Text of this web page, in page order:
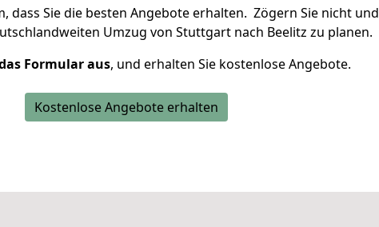
dass Sie die besten Angebote erhalten. Zögern Sie nicht und
Umzug von Stuttgart nach Beelitz zu planen.
Formular aus, und erhalten Sie kostenlose Angebote.
Kostenlose Angebote erhalten